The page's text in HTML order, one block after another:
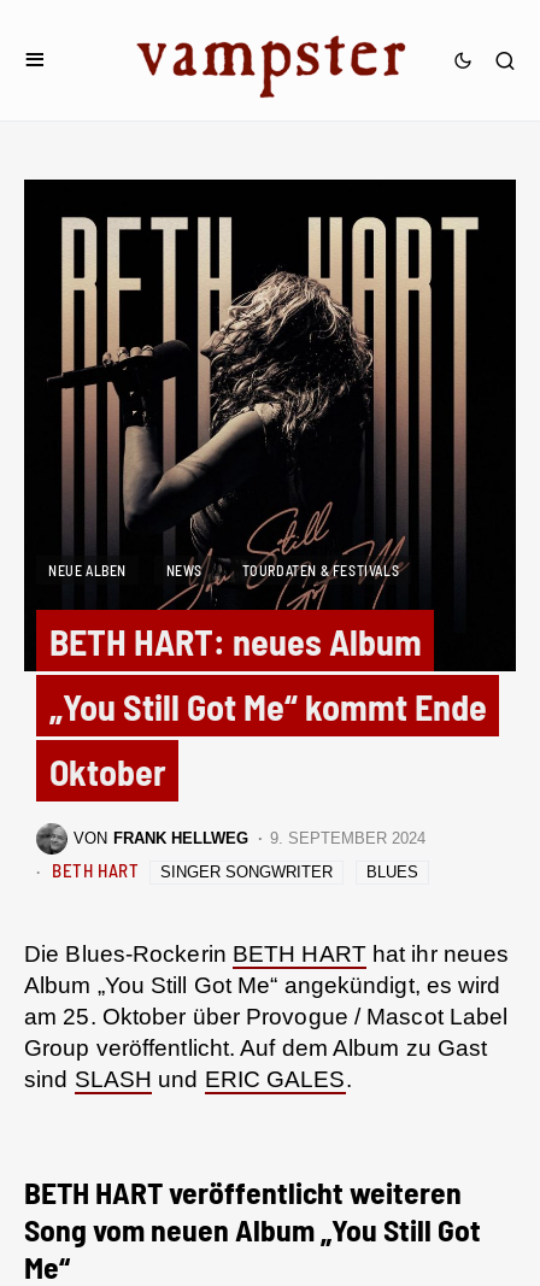
NEUE ALBEN NEWS TOURDATEN & FESTIVALS
BETH HART: neues Album
„You Still Got Me“ kommt Ende
Oktober
VON FRANK HELLWEG 9. SEPTEMBER 2024
BETH HART SINGER SONGWRITER BLUES
Die Blues-Rockerin BETH HARThat ihr neues
Album „You Still Got Me“ angekündigt, es wird
am 25. Oktober über Provogue / Mascot Label
Group veröffentlicht. Auf dem Album zu Gast
sind SLASH und ERIC GALES.
BETH HART veröffentlicht weiteren
Song vom neuen Album „You Still Got
Me“